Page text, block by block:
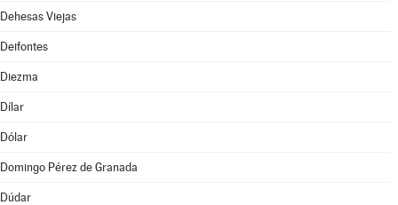
Dehesas Viejas
Deifontes
Diezma
Dílar
Dólar
Domingo Pérez de Granada
Dúdar